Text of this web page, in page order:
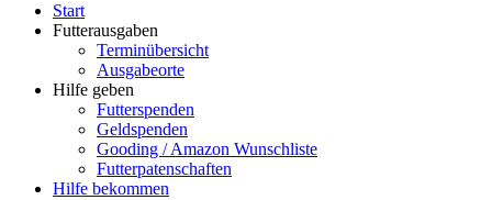
Start
Futterausgaben
Terminübersicht
Ausgabeorte
Hilfe geben
Futterspenden
Geldspenden
Gooding / Amazon Wunschliste
Futterpatenschaften
Hilfe bekommen